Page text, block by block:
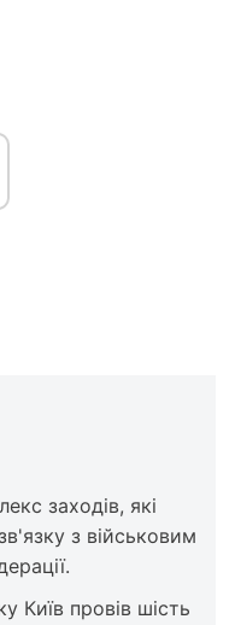
заходів, які
з військовим
Київ провів шість